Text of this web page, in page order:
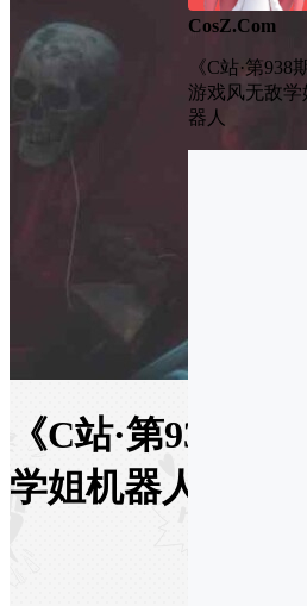
《C站·第938期
学姐机器人
CosZ.Com
《C站·第938
游戏风无敌学
器人